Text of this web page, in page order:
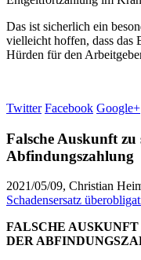
Das ist sicherlich ein
vielleicht hoffen, dass
Hürden für den
Twitter Facebook Google+
Falsche Auskunft zu
Abfindungszahlung
2021/05/09, Christian
Schadensersatz
FALSCHE
DER